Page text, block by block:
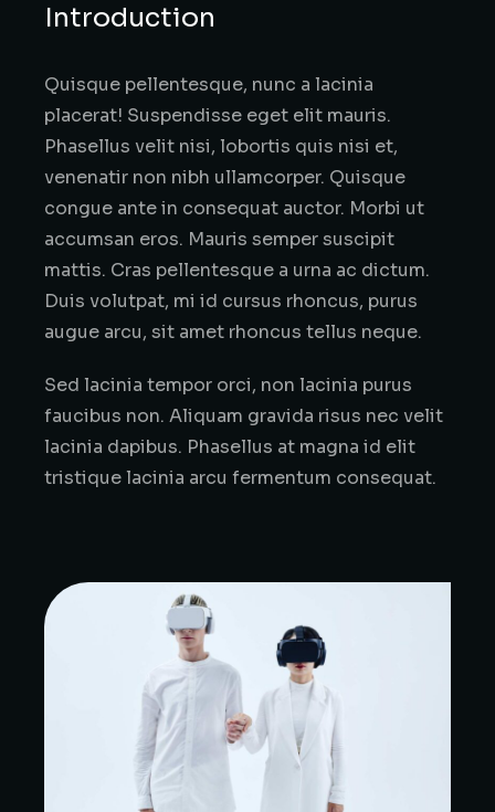
Introduction
Quisque pellentesque, nunc a lacinia
placerat! Suspendisse eget elit mauris.
Phasellus velit nisi, lobortis quis nisi et,
venenatir non nibh ullamcorper. Quisque
congue ante in consequat auctor. Morbi ut
accumsan eros. Mauris semper suscipit
mattis. Cras pellentesque a urna ac dictum.
Duis volutpat, mi id cursus rhoncus, purus
augue arcu, sit amet rhoncus tellus neque.
Sed lacinia tempor orci, non lacinia purus
faucibus non. Aliquam gravida risus nec velit
lacinia dapibus. Phasellus at magna id elit
tristique lacinia arcu fermentum consequat.